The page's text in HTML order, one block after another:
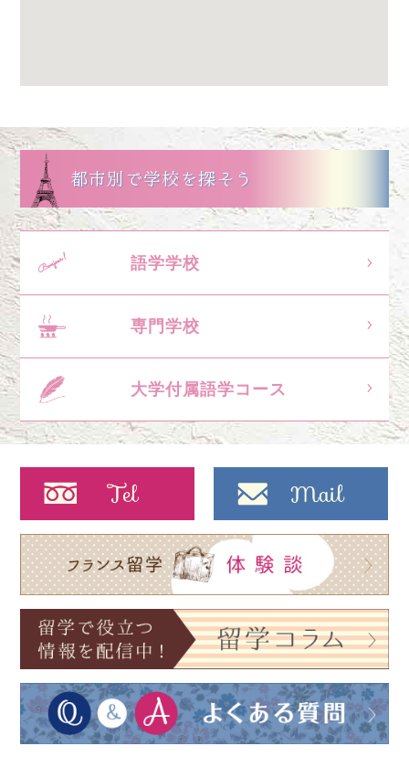
都市別で学校を探そう
語学学校
専門学校
大学付属語学コース